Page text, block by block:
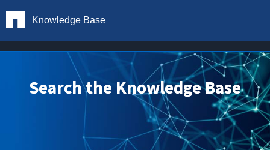
Knowledge Base
Search the Knowledge Base